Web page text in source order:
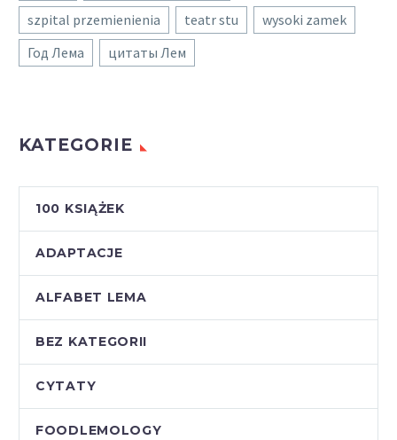
szpital przemienienia teatr stu
wysoki zamek
Год Лема
цитаты Лем
KATEGORIE
100 KSIĄŻEK
ADAPTACJE
ALFABET LEMA
BEZ KATEGORII
CYTATY
FOODLEMOLOGY